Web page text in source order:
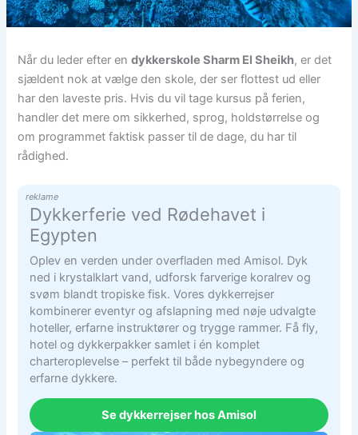
Når du leder efter endykkerskole Sharm El Sheikh, er det
sjældent nok at vælge den skole, der ser flottest ud eller
har den laveste pris. Hvis du vil tage kursus på ferien,
handler det mere om sikkerhed, sprog, holdstørrelse og
om programmet faktisk passer til de dage, du har til
rådighed.
reklame
Dykkerferie ved Rødehavet i
Egypten
Oplev en verden under overfladen med Amisol. Dyk
ned i krystalklart vand, udforsk farverige koralrev og
svøm blandt tropiske fisk. Vores dykkerrejser
kombinerer eventyr og afslapning med nøje udvalgte
hoteller, erfarne instruktører og trygge rammer. Få fly,
hotel og dykkerpakker samlet i én komplet
charteroplevelse – perfekt til både nybegyndere og
erfarne dykkere.
Se dykkerrejser hos Amisol